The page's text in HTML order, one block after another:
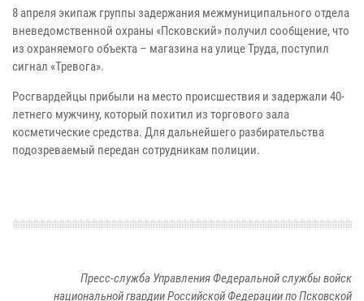
8 апреля экипаж группы задержания межмуниципального отдела
вневедомственной охраны «Псковский» получил сообщение, что
из охраняемого объекта – магазина на улице Труда, поступил
сигнал «Тревога».
Росгвардейцы прибыли на место происшествия и задержали 40-
летнего мужчину, который похитил из торгового зала
косметические средства. Для дальнейшего разбирательства
подозреваемый передан сотрудникам полиции.
Пресс-служба Управления Федеральной службы войск
национальной гвардии Российской Федерации по Псковской